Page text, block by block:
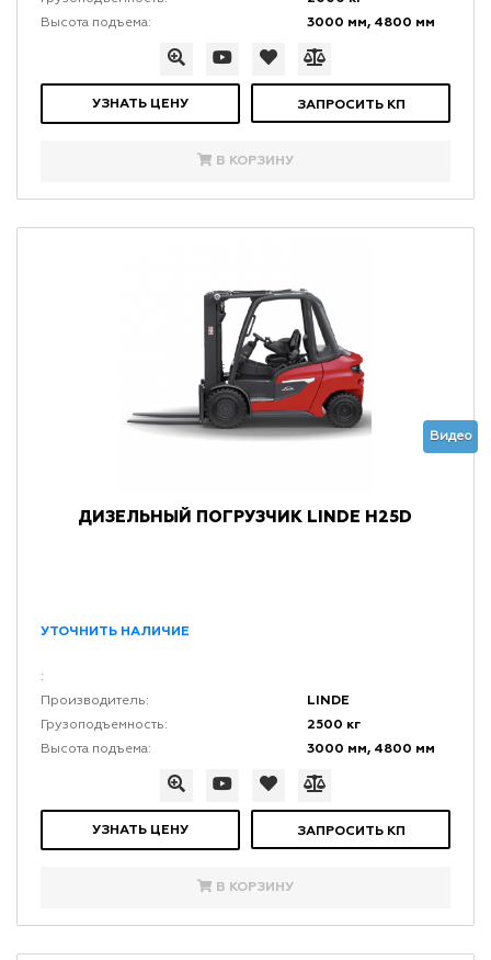
Высота подъема: 3000 мм, 4800 мм
УЗНАТЬ ЦЕНУ ЗАПРОСИТЬ КП
В КОРЗИНУ
Видео
ДИЗЕЛЬНЫЙ ПОГРУЗЧИК LINDE H25D
УТОЧНИТЬ НАЛИЧИЕ
:
Производитель:
LINDE
Грузоподъемность: 2500 кг
Высота подъема: 3000 мм, 4800 мм
УЗНАТЬ ЦЕНУ ЗАПРОСИТЬ КП
В КОРЗИНУ